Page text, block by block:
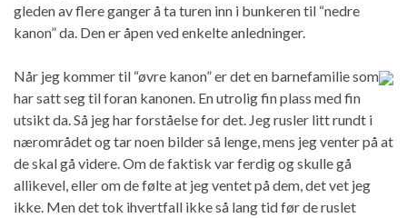
gleden av flere ganger å ta turen inn i bunkeren til “nedre
kanon” da. Den er åpen ved enkelte anledninger.
Når jeg kommer til “øvre kanon” er det en barnefamilie som
har satt seg til foran kanonen. En utrolig fin plass med fin
utsikt da. Så jeg har forståelse for det. Jeg rusler litt rundt i
nærområdet og tar noen bilder så lenge, mens jeg venter på at
de skal gå videre. Om de faktisk var ferdig og skulle gå
allikevel, eller om de følte at jeg ventet på dem, det vet jeg
ikke. Men det tok ihvertfall ikke så lang tid før de ruslet